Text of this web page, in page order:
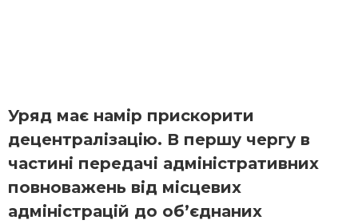
Уряд має намір прискорити
децентралізацію. В першу чергу в
частині передачі адміністративних
повноважень від місцевих
адміністрацій до об’єднаних